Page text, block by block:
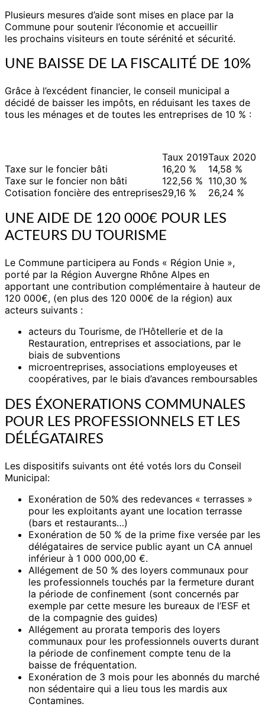
Plusieurs mesures d’aide sont mises en place par la
Commune pour soutenir l’économie et accueillir
les prochains visiteurs en toute sérénité et sécurité.
UNE BAISSE DE LA FISCALITÉ DE 10%
Grâce à l’excédent financier, le conseil municipal a
décidé de baisser les impôts, en réduisant les taxes de
tous les ménages et de toutes les entreprises de 10 % :
Taux 2019Taux 2020
Taxe sur le foncier bâti
16,20 %
14,58 %
Taxe sur le foncier non bâti
122,56 % 110,30 %
Cotisation foncière des entreprises29,16 % 26,24 %
UNE AIDE DE 120 000€ POUR LES
ACTEURS DU TOURISME
Le Commune participera au Fonds « Région Unie »,
porté par la Région Auvergne Rhône Alpes en
apportant une contribution complémentaire à hauteur de
120 000€, (en plus des 120 000€ de la région) aux
acteurs suivants :
acteurs du Tourisme, de l’Hôtellerie et de la
Restauration, entreprises et associations, par le
biais de subventions
microentreprises, associations employeuses et
coopératives, par le biais d’avances remboursables
DES ÉXONERATIONS COMMUNALES
POUR LES PROFESSIONNELS ET LES
DÉLÉGATAIRES
Les dispositifs suivants ont été votés lors du Conseil
Municipal:
Exonération de 50% des redevances « terrasses »
pour les exploitants ayant une location terrasse
(bars et restaurants…)
Exonération de 50 % de la prime fixe versée par les
délégataires de service public ayant un CA annuel
inférieur à 1 000 000,00 €.
Allégement de 50 % des loyers communaux pour
les professionnels touchés par la fermeture durant
la période de confinement (sont concernés par
exemple par cette mesure les bureaux de l’ESF et
de la compagnie des guides)
Allégement au prorata temporis des loyers
communaux pour les professionnels ouverts durant
la période de confinement compte tenu de la
baisse de fréquentation.
Exonération de 3 mois pour les abonnés du marché
non sédentaire qui a lieu tous les mardis aux
Contamines.